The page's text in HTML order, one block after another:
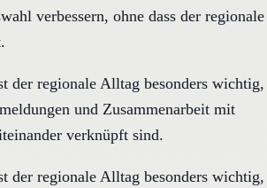
verbessern, ohne dass der regionale
der regionale Alltag besonders wichtig,
und Zusammenarbeit mit
verknüpft sind.
der regionale Alltag besonders wichtig,